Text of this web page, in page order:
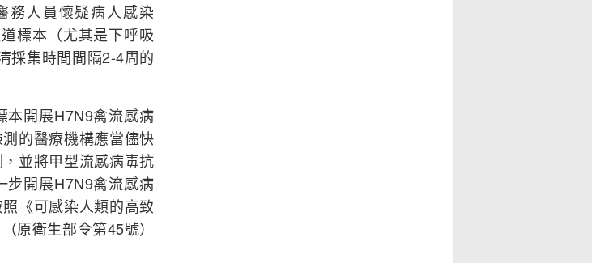
人員懷疑病人感染
標本（尤其是下呼吸
採集時間間隔2-4周的
開展H7N9禽流感病
的醫療機構應當儘快
並將甲型流感病毒抗
步開展H7N9禽流感病
《可感染人類的高致
原衛生部令第45號）